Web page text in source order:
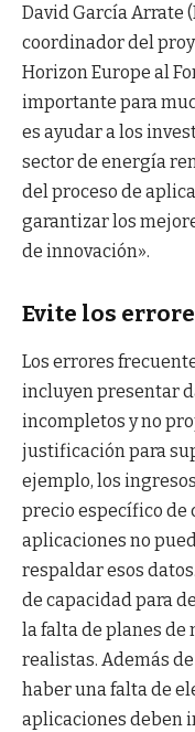
David García Arrate
coordinador del
Horizon Europe al
importante para
es ayudar a los
sector de energía
del proceso de
garantizar los
de innovación».
Evite los
Los errores
incluyen presentar
incompletos y no
justificación para
ejemplo, los
precio específico de
aplicaciones no
respaldar esos
de capacidad para
la falta de planes de
realistas. Además
haber una falta de
aplicaciones deben